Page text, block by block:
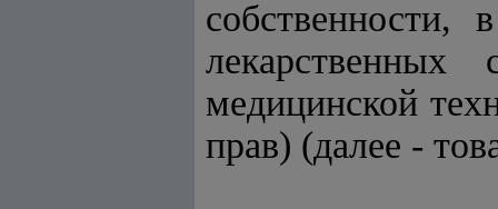
собственности,
лекарственных
медицинской
прав) (далее -